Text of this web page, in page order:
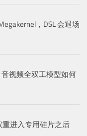
，DSL 会退场
视频全双工模型如何
重进入专用硅片之后